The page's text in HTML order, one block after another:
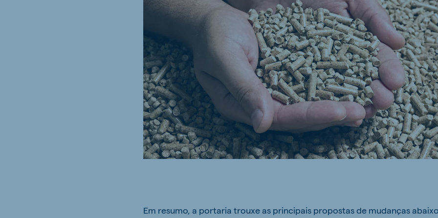
Em resumo, a portaria trouxe as principais propostas de mudanças
English
Ukraine (Koudijs) Russia (Koudijs)
Russian